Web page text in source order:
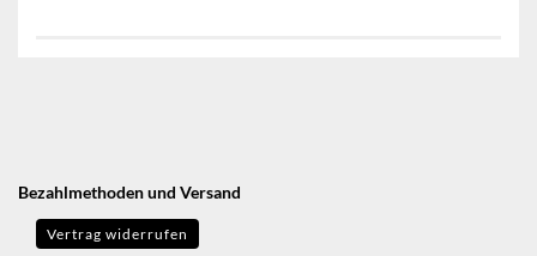
Bezahlmethoden und Versand
Vertrag widerrufen